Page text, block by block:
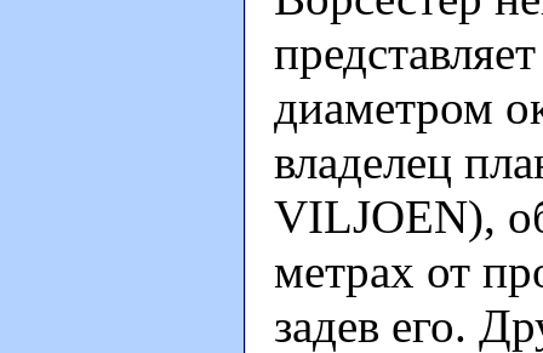
диаметром
владелец
VILJOEN),
метрах от
задев его.